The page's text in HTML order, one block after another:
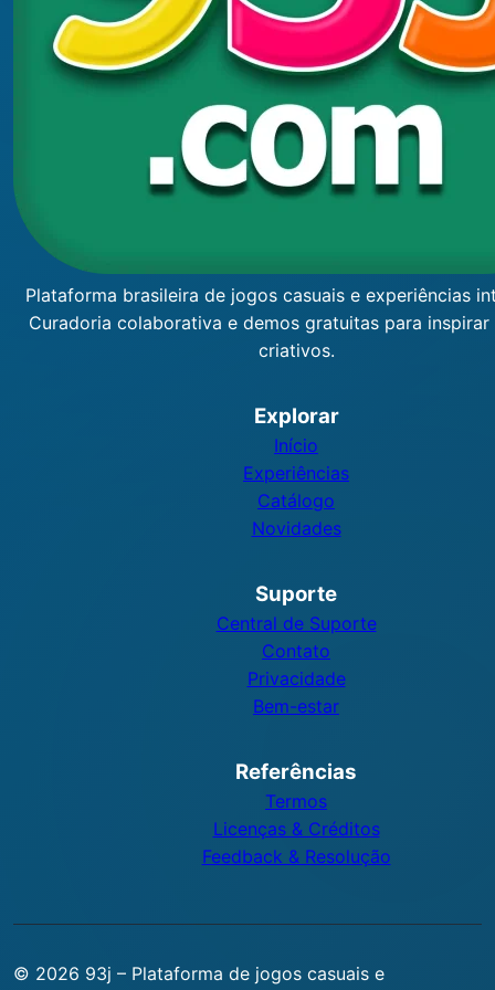
Plataforma brasileira de jogos casuais e experiências
Curadoria colaborativa e demos gratuitas para
criativos.
Explorar
Início
Experiências
Catálogo
Novidades
Suporte
Central de Suporte
Contato
Privacidade
Bem-estar
Referências
Termos
Licenças & Créditos
Feedback & Resolução
© 2026 93j – Plataforma de jogos casuais e